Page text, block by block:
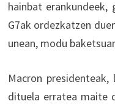
hainbat
G7ak ordezkatzen
unean, modu
Macron
dituela erratea maite